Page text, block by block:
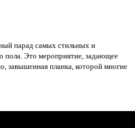
парад самых стильных и
пола. Это мероприятие, задающее
завышенная планка, которой многие